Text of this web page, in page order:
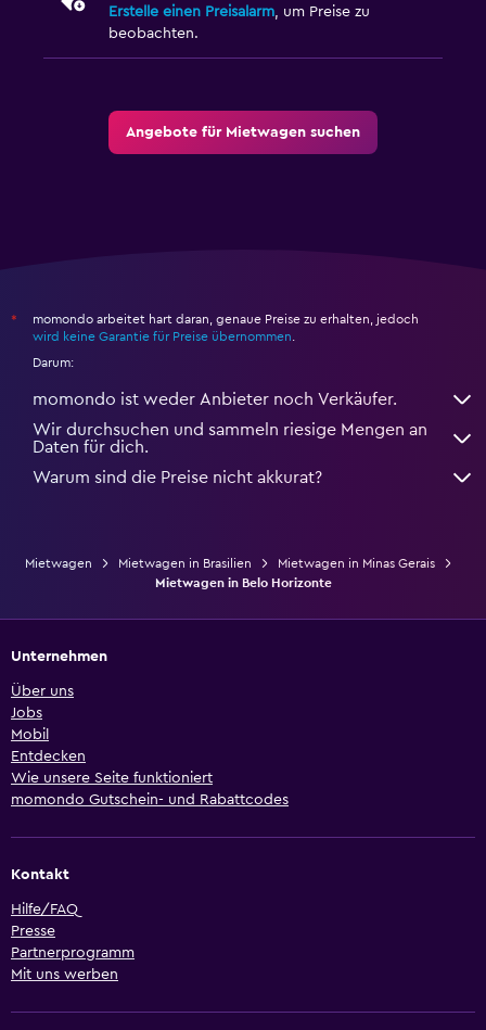
Erstelle einen Preisalarm, um Preise zu
beobachten.
Angebote für Mietwagen suchen
*
momondo arbeitet hart daran, genaue Preise zu erhalten, jedoch
wird keine Garantie für Preise übernommen
Darum:
momondo ist weder Anbieter noch Verkäufer.
Wir durchsuchen und sammeln riesige Mengen an
Daten für dich.
Warum sind die Preise nicht akkurat?
Mietwagen Mietwagen in Brasilien
Mietwagen in Minas Gerais
Mietwagen in Belo Horizonte
Unternehmen
Über uns
Jobs
Mobil
Entdecken
Wie unsere Seite funktioniert
momondo Gutschein- und Rabattcodes
Kontakt
Hilfe/FAQ
Presse
Partnerprogramm
Mit uns werben